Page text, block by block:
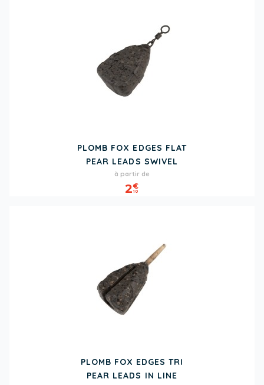
PLOMB FOX EDGES FLAT
PEAR LEADS SWIVEL
Prix
à partir de
2€
10
PLOMB FOX EDGES TRI
PEAR LEADS IN LINE